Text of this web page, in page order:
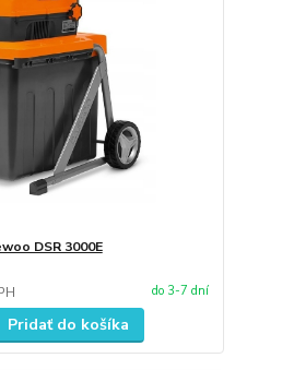
DSR 3000E
do 3-7 dní
Pridať do košíka